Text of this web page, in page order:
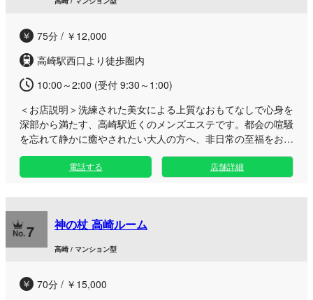
スでお客さまをお迎えします。至福の癒やし体験をぜひご堪能
75分 / ￥12,000
高崎駅西口より徒歩圏内
10:00～2:00 (受付 9:30～1:00)
＜お店説明＞洗練された美女による上質なおもてなしで心身を
深部から満たす、高崎駅近くのメンズエステです。都会の喧騒
を忘れて静かに癒やされたい大人の方へ、非日常の至福をお届
けいたします。 洗練された落ち着きのある完全個室にて、日
頃の疲れやストレスをじっくりと解き放つ丁寧なボディケア施
駅西口エリアに位置し、お仕事帰りの遅い時間や、休日のお出
かけの合間にも気軽にお立ち寄りいただけます。日常を離れ、
自分だけの特別なリフレッシュタイムをぜひご堪能ください。
電話する 店舗詳細
7 神の杖 高崎ルーム
高崎 / マンション型
70分 / ￥15,000